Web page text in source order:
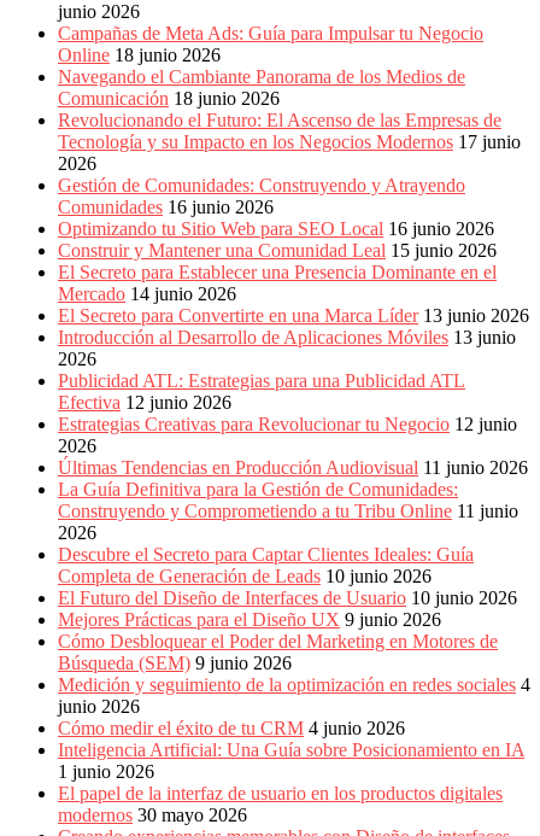
junio 2026
Campañas de Meta Ads: Guía para Impulsar tu Negocio
Online 18 junio 2026
Navegando el Cambiante Panorama de los Medios de
Comunicación 18 junio 2026
Revolucionando el Futuro: El Ascenso de las Empresas de
Tecnología y su Impacto en los Negocios Modernos 17 junio
2026
Gestión de Comunidades: Construyendo y Atrayendo
Comunidades 16 junio 2026
Optimizando tu Sitio Web para SEO Local 16 junio 2026
Construir y Mantener una Comunidad Leal 15 junio 2026
El Secreto para Establecer una Presencia Dominante en el
Mercado 14 junio 2026
El Secreto para Convertirte en una Marca Líder 13 junio 2026
Introducción al Desarrollo de Aplicaciones Móviles 13 junio
2026
Publicidad ATL: Estrategias para una Publicidad ATL
Efectiva 12 junio 2026
Estrategias Creativas para Revolucionar tu Negocio 12 junio
2026
Últimas Tendencias en Producción Audiovisual 11 junio 2026
La Guía Definitiva para la Gestión de Comunidades:
Construyendo y Comprometiendo a tu Tribu Online 11 junio
2026
Descubre el Secreto para Captar Clientes Ideales: Guía
Completa de Generación de Leads 10 junio 2026
El Futuro del Diseño de Interfaces de Usuario 10 junio 2026
Mejores Prácticas para el Diseño UX 9 junio 2026
Cómo Desbloquear el Poder del Marketing en Motores de
Búsqueda (SEM) 9 junio 2026
Medición y seguimiento de la optimización en redes sociales 4
junio 2026
Cómo medir el éxito de tu CRM 4 junio 2026
Inteligencia Artificial: Una Guía sobre Posicionamiento en IA
1 junio 2026
El papel de la interfaz de usuario en los productos digitales
modernos 30 mayo 2026